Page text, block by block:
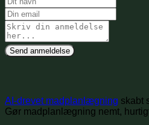
Send anmeldelse
AI-drevet madplanlægning skabt
Gør madplanlægning nemt,